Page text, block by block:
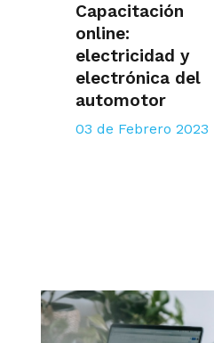
Capacitación
online:
electricidad y
electrónica del
automotor
03 de Febrero 2023